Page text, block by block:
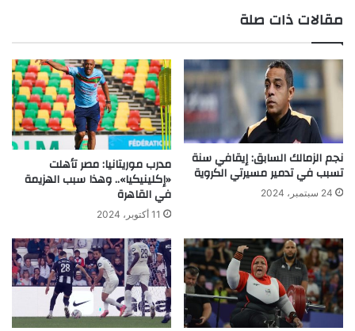
مقالات ذات صلة
نجم الزمالك السابق: إيقافي سنة
تسبب في تدمير مسيرتي الكروية
24 سبتمبر، 2024
مدرب موريتانيا: مصر تأهلت
«إكلينيكيا».. وهذا سبب الهزيمة
في القاهرة
11 أكتوبر، 2024